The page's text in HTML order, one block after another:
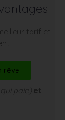
tarif et
rêve
qui paie) et